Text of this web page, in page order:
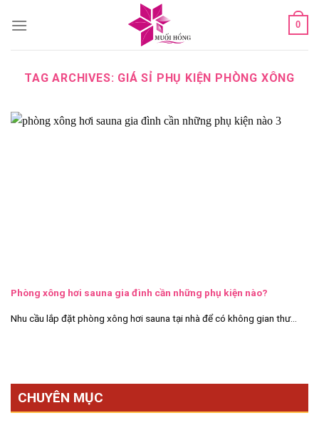
0
TAG ARCHIVES: GIÁ SỈ PHỤ KIỆN PHÒNG XÔNG
Phòng xông hơi sauna gia đình cần những phụ kiện nào?
Nhu cầu lắp đặt phòng xông hơi sauna tại nhà để có không gian thư...
CHUYÊN MỤC